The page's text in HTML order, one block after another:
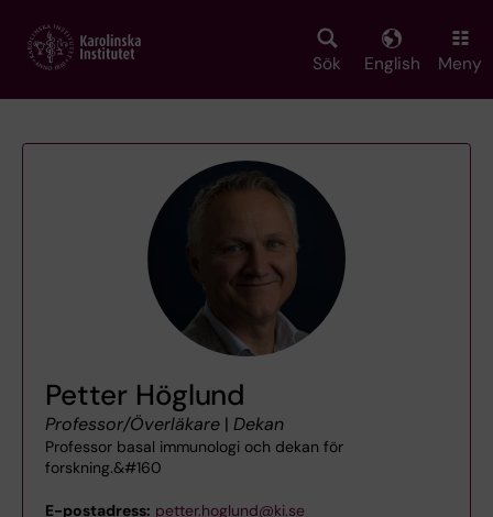
main
Sök English Meny
Petter Höglund
Professor/Överläkare | Dekan
Professor basal immunologi och dekan för
forskning.&#160
E-postadress: petter.hoglund@ki.se